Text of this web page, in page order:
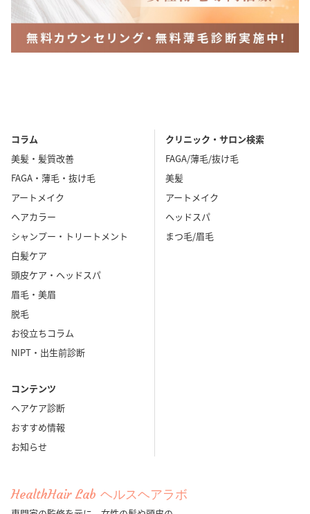
コラム
美髪・髪質改善
FAGA・薄毛・抜け毛
アートメイク
ヘアカラー
シャンプー・トリートメント
白髪ケア
頭皮ケア・ヘッドスパ
眉毛・美眉
脱毛
お役立ちコラム
NIPT・出生前診断
コンテンツ
ヘアケア診断
おすすめ情報
お知らせ
クリニック・サロン検索
FAGA/薄毛/抜け毛
美髪
アートメイク
ヘッドスパ
まつ毛/眉毛
HealthHair Lab ヘルスヘアラボ